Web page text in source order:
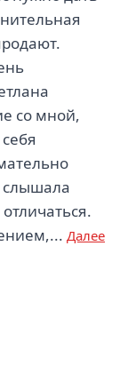
со мной,
слышала
Далее